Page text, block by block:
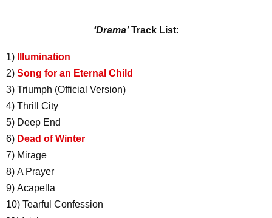
‘Drama’Track List:
1)
Illumination
2) Song for an Eternal Child
3) Triumph (Official Version)
4) Thrill City
5) Deep End
6) Dead of Winter
7) Mirage
8) A Prayer
9) Acapella
10) Tearful Confession